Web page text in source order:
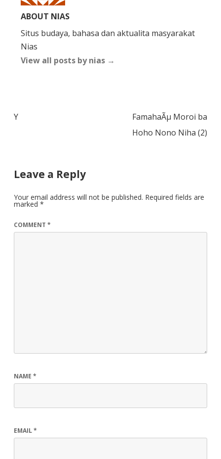
ABOUT NIAS
Situs budaya, bahasa dan aktualita masyarakat
Nias
View all posts by nias →
Post
Y
FamahaÃµ Moroi ba
Hoho Nono Niha (2)
Leave a Reply
Your email address will not be published. Required fields are
marked *
COMMENT *
NAME *
EMAIL*